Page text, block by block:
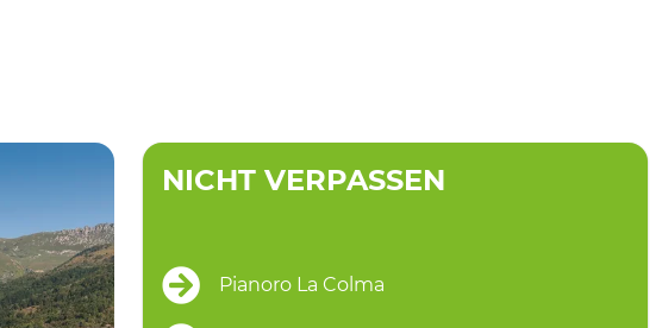
NICHT VERPASSEN
Pianoro La Colma